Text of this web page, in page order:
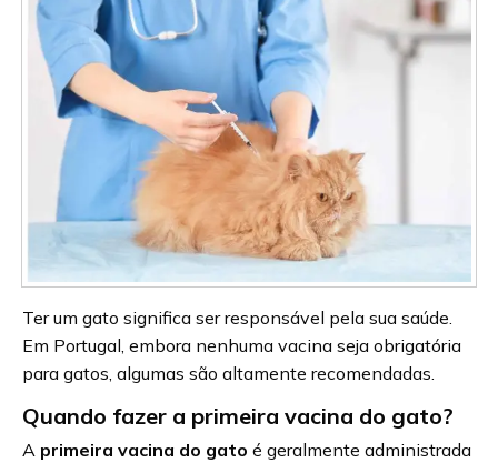
Ter um gato significa ser responsável pela sua saúde.
Em Portugal, embora nenhuma vacina seja obrigatória
para gatos, algumas são altamente recomendadas.
Quando fazer a primeira vacina do gato?
A primeira vacina do gato é geralmente administrada